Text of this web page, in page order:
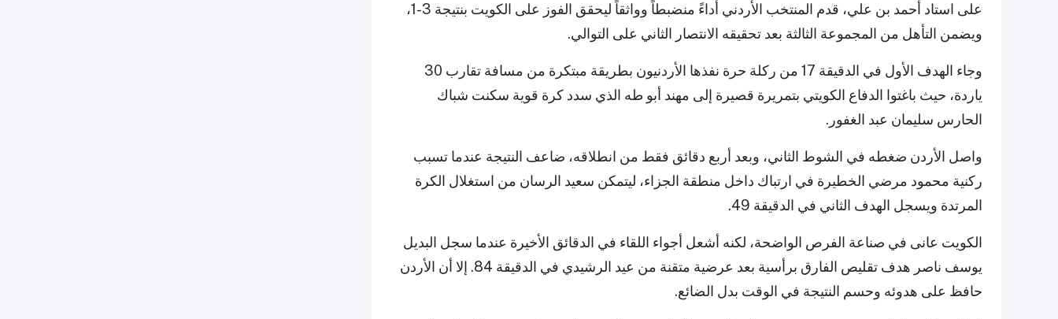
على استاد أحمد بن علي، قدم المنتخب الأردني أداءً منضبطاً وواثقاً ليحقق الفوز على الكويت بنتيجة 3-1،
ويضمن التأهل من المجموعة الثالثة بعد تحقيقه الانتصار الثاني على التوالي.
وجاء الهدف الأول في الدقيقة 17 من ركلة حرة نفذها الأردنيون بطريقة مبتكرة من مسافة تقارب 30
ياردة، حيث باغتوا الدفاع الكويتي بتمريرة قصيرة إلى مهند أبو طه الذي سدد كرة قوية سكنت شباك
الحارس سليمان عبد الغفور.
واصل الأردن ضغطه في الشوط الثاني، وبعد أربع دقائق فقط من انطلاقه، ضاعف النتيجة عندما تسبب
ركنية محمود مرضي الخطيرة في ارتباك داخل منطقة الجزاء، ليتمكن سعيد الرسان من استغلال الكرة
المرتدة ويسجل الهدف الثاني في الدقيقة 49.
الكويت عانى في صناعة الفرص الواضحة، لكنه أشعل أجواء اللقاء في الدقائق الأخيرة عندما سجل البديل
يوسف ناصر هدف تقليص الفارق برأسية بعد عرضية متقنة من عيد الرشيدي في الدقيقة 84. إلا أن الأردن
حافظ على هدوئه وحسم النتيجة في الوقت بدل الضائع.